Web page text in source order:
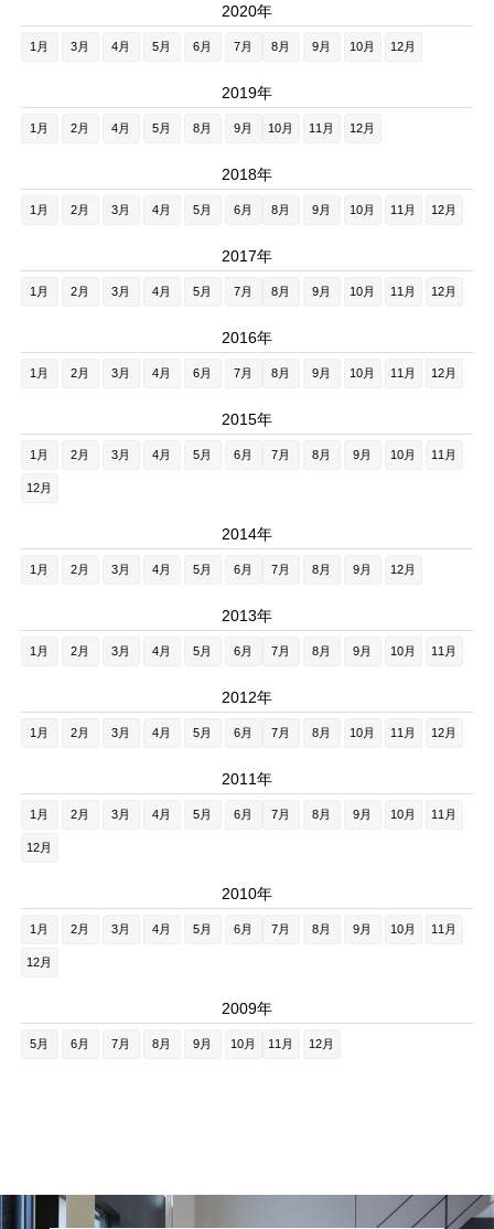
2020年
1月 3月 4月 5月 6月 7月 8月 9月 10月 12月
2019年
1月 2月 4月 5月 8月 9月 10月 11月 12月
2018年
1月 2月 3月 4月 5月 6月 8月 9月 10月 11月 12月
2017年
1月 2月 3月 4月 5月 7月 8月 9月 10月 11月 12月
2016年
1月 2月 3月 4月 6月 7月 8月 9月 10月 11月 12月
2015年
1月 2月 3月 4月 5月 6月 7月 8月 9月 10月 11月
12月
2014年
1月 2月 3月 4月 5月 6月 7月 8月 9月 12月
2013年
1月 2月 3月 4月 5月 6月 7月 8月 9月 10月 11月
2012年
1月 2月 3月 4月 5月 6月 7月 8月 10月 11月 12月
2011年
1月 2月 3月 4月 5月 6月 7月 8月 9月 10月 11月
12月
2010年
1月 2月 3月 4月 5月 6月 7月 8月 9月 10月 11月
12月
2009年
5月 6月 7月 8月 9月 10月 11月 12月